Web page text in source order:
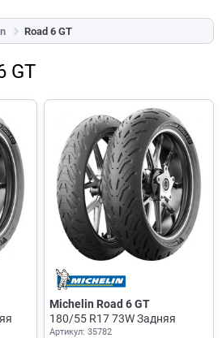
Road 6 GT
GT
Michelin Road 6 GT
180/55 R17 73W Задняя
Артикул: 35782